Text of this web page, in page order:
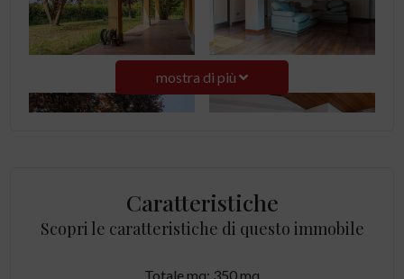
mostra di più
Caratteristiche
Scopri le caratteristiche di questo immobile
Totale mq: 350 mq